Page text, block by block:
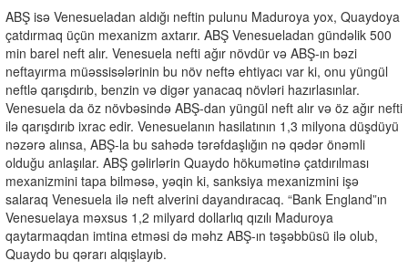
ABŞ isə Venesueladan aldığı neftin pulunu Maduroya yox, Quaydoya
çatdırmaq üçün mexanizm axtarır. ABŞ Venesueladan gündəlik 500
min barel neft alır. Venesuela nefti ağır növdür və ABŞ-ın bəzi
neftayırma müəssisələrinin bu növ neftə ehtiyacı var ki, onu yüngül
neftlə qarışdırıb, benzin və digər yanacaq növləri hazırlasınlar.
Venesuela da öz növbəsində ABŞ-dan yüngül neft alır və öz ağır nefti
ilə qarışdırıb ixrac edir. Venesuelanın hasilatının 1,3 milyona düşdüyü
nəzərə alınsa, ABŞ-la bu sahədə tərəfdaşlığın nə qədər önəmli
olduğu anlaşılar. ABŞ gəlirlərin Quaydo hökumətinə çatdırılması
mexanizmini tapa bilməsə, yəqin ki, sanksiya mexanizmini işə
salaraq Venesuela ilə neft alverini dayandıracaq. “Bank England”ın
Venesuelaya məxsus 1,2 milyard dollarlıq qızılı Maduroya
qaytarmaqdan imtina etməsi də məhz ABŞ-ın təşəbbüsü ilə olub,
Quaydo bu qərarı alqışlayıb.